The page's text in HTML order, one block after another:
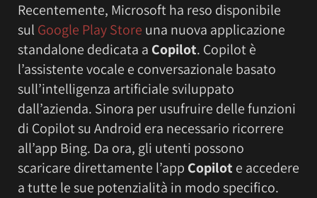
Recentemente, Microsoft ha reso disponibile
sul Google Play Store una nuova applicazione
standalone dedicata a Copilot. Copilot è
l’assistente vocale e conversazionale basato
sull’intelligenza artificiale sviluppato
dall’azienda. Sinora per usufruire delle funzioni
di Copilot su Android era necessario ricorrere
all’app Bing. Da ora, gli utenti possono
scaricare direttamente l’app Copilot e accedere
a tutte le sue potenzialità in modo specifico.